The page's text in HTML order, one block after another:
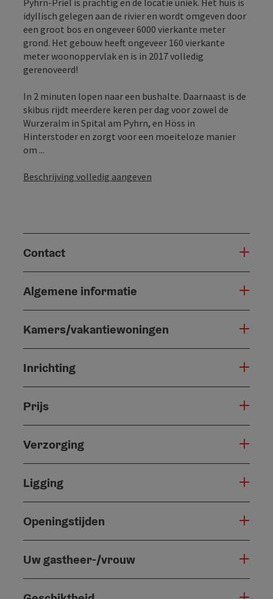
idyllisch gelegen aan de rivier en wordt omgeven door
een groot bos en ongeveer 6000 vierkante meter
grond. Het gebouw heeft ongeveer 160 vierkante
meter woonoppervlak en is in 2017 volledig
gerenoveerd!
In 2 minuten lopen naar een bushalte. Daarnaast is de
skibus rijdt meerdere keren per dag voor zowel de
Wurzeralm in Spital am Pyhrn, en Höss in
Hinterstoder en zorgt voor een moeiteloze manier
om ...
Beschrijving volledig aangeven
Contact
Algemene informatie
Kamers/vakantiewoningen
Inrichting
Prijs
Verzorging
Ligging
Openingstijden
Uw gastheer-/vrouw